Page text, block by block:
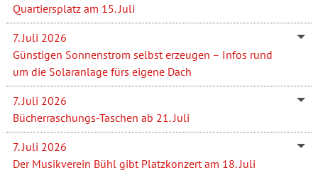
Quartiersplatz am 15. Juli
7. Juli 2026
Günstigen Sonnenstrom selbst erzeugen – Infos rund
um die Solaranlage fürs eigene Dach
7. Juli 2026
Bücherraschungs-Taschen ab 21. Juli
7. Juli 2026
Der Musikverein Bühl gibt Platzkonzert am 18. Juli